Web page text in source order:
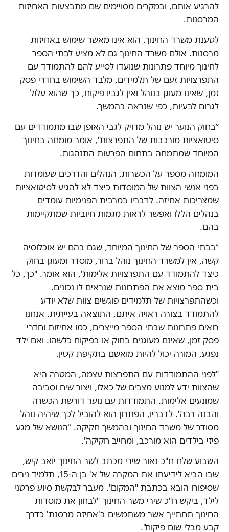
להרגיע אותם, ובמקרים מסויימים שם מתבצעות האחיזות
המרסנות.
לטענת משרד החינוך, הוא אינו מאשר שימוש באחיזות
מרסנות. אולם משרד החינוך גם לא מציע לבתי הספר
לחינוך מיוחד פתרונות שנועדו לסייע להם להתמודד עם
התפרצויות זעם של תלמידים, מלבד השימוש בחדרי פסק
זמן, שאינו מעוגן בנוהל ואין לגביו פיקוח, כך שהוא עלול
לגרום לבעיות, כפי שנראה בהמשך.
״בחוק הנוער יש נוהל מדויק לגבי האופן שבו מתמודדים עם
סיטואציות מורכבות של התפרצות", אומר מומחה בחינוך
המיוחד שמתמחה בתחום הפרעות התנהגות.
המומחה מספר על הכשרות, הנהלים והדרכים שעומדות
בפני אנשי הצוות של המוסדות כיצד לא להגיע לסיטואציות
שמצריכות אחיזה. לדבריו במרבית הפנימיות עומדים
בנהלים הללו ואפשר לראות מגמות חיוביות שמתקיימות
בהם.
״בבתי הספר של החינוך המיוחד, שגם בהם יש אוכלוסיה
קשה, אין למשרד החינוך נוהל ברור, מוסדר ומעוגן בחוק
כיצד להתמודד עם התפרצויות אלימות", הוא אומר. "כך, כל
בית ספר מוצא את הפתרונות שנראים לו נכונים.
וכשהתפרצויות של תלמידים פוגשים צוות שלא יודע
להתמודד בצורה ראויה איתם, התוצאה בעייתית. אנחנו
רואים פתרונות שבתי הספר מייצרים, כמו אחיזות וחדרי
פסק זמן, שאינם מעוגנים בחוק או בפיקוח כלשהו. ואם ילד
נפגע, המורה יכול להיות מואשם בתקיפת קטין.
"לפני ההתמודדות עם התפרצות עצמה, המטרה היא
שהצוות ידע למנוע מצבים של כאלו, ויצור שיח וסביבה
שמונעים אלימות. התמודדות עם נוער דורשת הכשרה
והבנה רבה". לדבריו, הפתרון הוא להוביל לכך שיהיה נוהל
מסודר של משרד החינוך ובהמשך חקיקה. ״הנושא של מגע
פיזי בילדים הוא מורכב, ומחייב חקיקה".
השבוע שלח ח"כ נאור שירי מכתב לשר החינוך יואב קיש,
שבו הביא לידיעתו את המקרה של א' בן ה-15, תלמיד נירים
שסיפורו הובא בכתבת "המקום". מעבר לבקשת סיוע פרטני
לילד, ביקש ח"כ שירי משר החינוך "לבחון את מוסדות
החינוך תחתייך אשר משתמשים ב'אחיזה מרסנת' כדרך
קבע מבלי שום פיקוח".